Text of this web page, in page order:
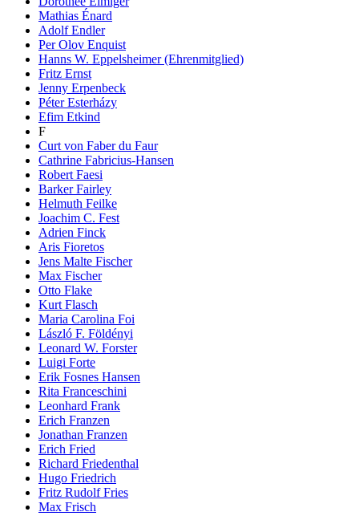
Mathias Énard
Adolf Endler
Per Olov Enquist
Hanns W. Eppelsheimer (Ehrenmitglied)
Fritz Ernst
Jenny Erpenbeck
Péter Esterházy
Efim Etkind
F
Curt von Faber du Faur
Cathrine Fabricius-Hansen
Robert Faesi
Barker Fairley
Helmuth Feilke
Joachim C. Fest
Adrien Finck
Aris Fioretos
Jens Malte Fischer
Max Fischer
Otto Flake
Kurt Flasch
Maria Carolina Foi
László F. Földényi
Leonard W. Forster
Luigi Forte
Erik Fosnes Hansen
Rita Franceschini
Leonhard Frank
Erich Franzen
Jonathan Franzen
Erich Fried
Richard Friedenthal
Hugo Friedrich
Fritz Rudolf Fries
Max Frisch